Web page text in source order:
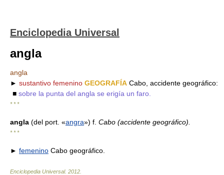
Enciclopedia Universal
angla
angla
► sustantivo femenino GEOGRAFÍA Cabo, accidente geográfico:
■ sobre la punta del angla se erigía un faro.
* * *
angla (del port. «angra») f. Cabo (accidente geográfico).
* * *
► femenino Cabo geográfico.
Enciclopedia Universal. 2012